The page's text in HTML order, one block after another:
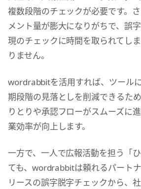
複数段階のチェックが必要です。
メント量が膨大になりがちで、誤
現のチェックに時間を取られてし
りません。
wordrabbitを活用すれば、ツール
期段階の見落としを削減できるた
りとりや承認フローがスムーズに
業効率が向上します。
一方で、一人で広報活動を担う「
ても、wordrabbitは頼れるパート
リースの誤字脱字チェックから、